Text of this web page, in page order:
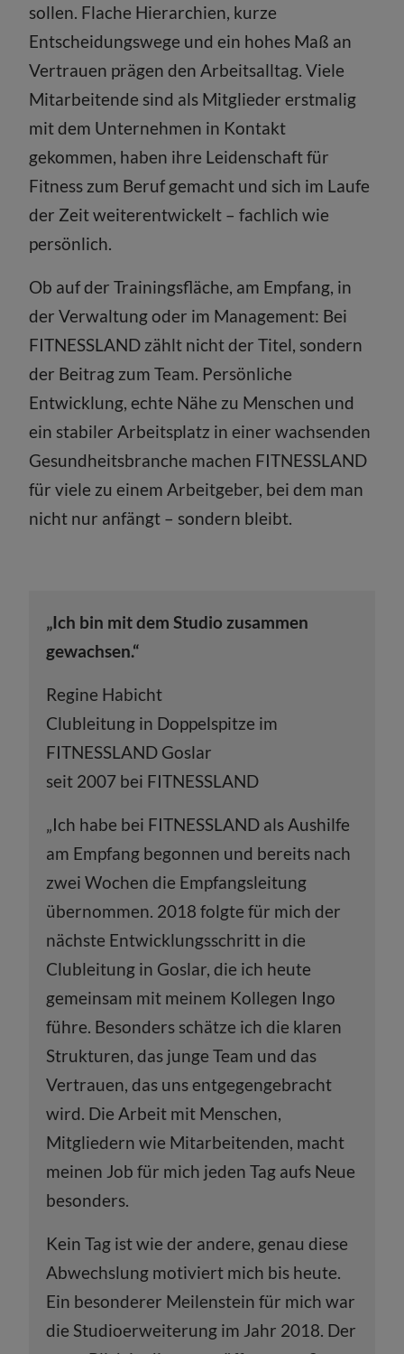
sollen. Flache Hierarchien, kurze
Entscheidungswege und ein hohes Maß an
Vertrauen prägen den Arbeitsalltag. Viele
Mitarbeitende sind als Mitglieder erstmalig
mit dem Unternehmen in Kontakt
gekommen, haben ihre Leidenschaft für
Fitness zum Beruf gemacht und sich im Laufe
der Zeit weiterentwickelt – fachlich wie
persönlich.
Ob auf der Trainingsfläche, am Empfang, in
der Verwaltung oder im Management: Bei
FITNESSLAND zählt nicht der Titel, sondern
der Beitrag zum Team. Persönliche
Entwicklung, echte Nähe zu Menschen und
ein stabiler Arbeitsplatz in einer wachsenden
Gesundheitsbranche machen FITNESSLAND
für viele zu einem Arbeitgeber, bei dem man
nicht nur anfängt – sondern bleibt.
„Ich bin mit dem Studio zusammen
gewachsen.“
Regine Habicht
Clubleitung in Doppelspitze im
FITNESSLAND Goslar
seit 2007 bei FITNESSLAND
„Ich habe bei FITNESSLAND als Aushilfe
am Empfang begonnen und bereits nach
zwei Wochen die Empfangsleitung
übernommen. 2018 folgte für mich der
nächste Entwicklungsschritt in die
Clubleitung in Goslar, die ich heute
gemeinsam mit meinem Kollegen Ingo
führe. Besonders schätze ich die klaren
Strukturen, das junge Team und das
Vertrauen, das uns entgegengebracht
wird. Die Arbeit mit Menschen,
Mitgliedern wie Mitarbeitenden, macht
meinen Job für mich jeden Tag aufs Neue
besonders.
Kein Tag ist wie der andere, genau diese
Abwechslung motiviert mich bis heute.
Ein besonderer Meilenstein für mich war
die Studioerweiterung im Jahr 2018. Der